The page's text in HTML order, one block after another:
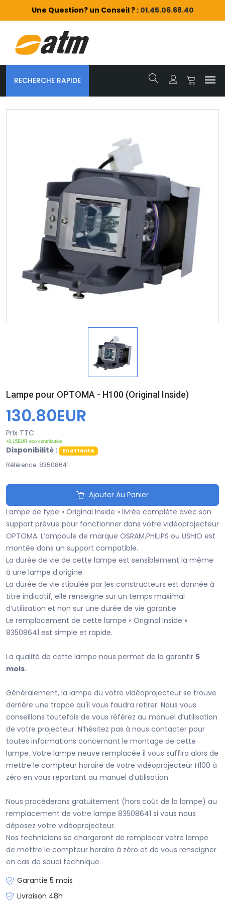
Une Question? un Conseil ? : 01.45.06.68.40
RECHERCHE RAPIDE
Lampe pour OPTOMA - H100 (Original Inside)
130.80EUR
Prix TTC
+0.15EUR eco contribution
Disponibilité : En attente
Référence: 83508641
Ajouter Au Panier
Lampe de type « Original Inside » livrée complète avec son
support prévue pour fonctionner dans votre vidéoprojecteur
OPTOMA. L’ampoule de marque OSRAM,PHILIPS ou USHIO est
montée dans un support compatible.
La durée de vie de cette lampe est sensiblement la même
à une lampe d’origine.
La durée de vie stipulée par les constructeurs est donnée à
titre indicatif, elle renseigne sur un temps maximal
d’utilisation et non sur une durée de vie garantie.
Le remplacement de cette lampe « Original Inside »
83508641 est simple et rapide.
La qualité de cette lampe nous permet de la garantir 5
mois.
Généralement, la lampe du votre vidéoprojecteur se trouve
derrière une trappe qu'il vous faudra retirer. Nous vous
conseillons toutefois de vous référez au manuel d’utilisation
de votre projecteur. N’hésitez pas à nous contacter pour
toutes informations concernant le montage de cette
lampe. Votre lampe neuve remplacée il vous suffira alors de
mettre le compteur horaire de votre vidéoprojecteur H100 à
zéro en vous reportant au manuel d’utilisation.
Nous procéderons gratuitement (hors coût de la lampe) au
remplacement de votre lampe 83508641 si vous nous
déposez votre vidéoprojecteur.
Nos techniciens se chargeront de remplacer votre lampe
de mettre le compteur horaire à zéro et de vous renseigner
en cas de souci technique.
Garantie 5 mois
Livraison 48h